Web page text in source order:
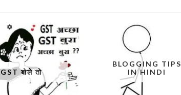
BLOGGING TIPS
IN HINDI
GST बोले तो